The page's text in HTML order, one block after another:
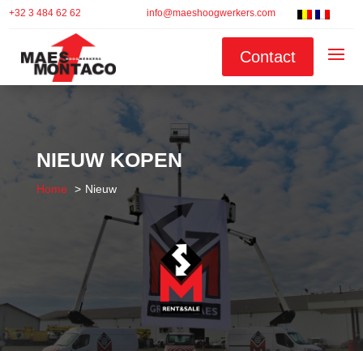
+32 3 484 62 62 info@maeshoogwerkers.com
Contact
NIEUW KOPEN
Home Nieuw